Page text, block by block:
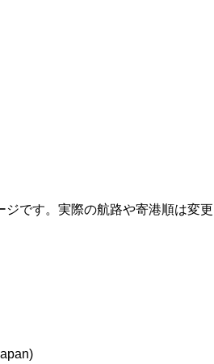
ジです。実際の航路や寄港順は変更